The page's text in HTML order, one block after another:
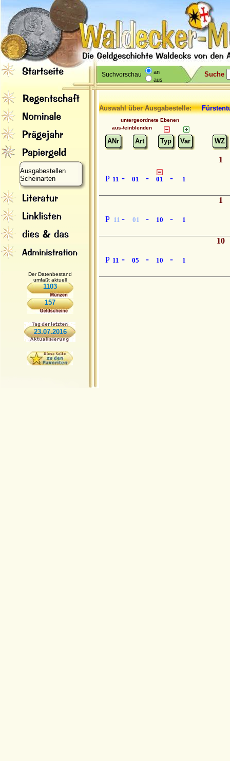
Suchvorschau
an
aus
Suche
Ausgabestellen
Scheinarten
Der Datenbestand
umfaßt aktuell
1103
157
23.07.2016
Auswahl über Ausgabestelle:
untergeordnete Ebenen
aus-/einblenden
ANr Art Typ Var WZ
P 11 - 01 - 01 - 1
1
P 11 - 01 - 10 - 1
1
P 11 - 05 - 10 - 1
10